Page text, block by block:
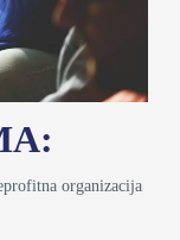
organizacija